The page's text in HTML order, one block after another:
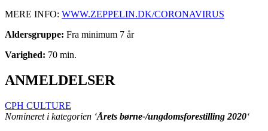
MERE INFO: WWW.ZEPPELIN.DK/CORONAVIRUS
Aldersgruppe: Fra minimum 7 år
Varighed: 70 min.
ANMELDELSER
CPH CULTURE
Nomineret i kategorien ‘Årets børne-/ungdomsforestilling 2020‘